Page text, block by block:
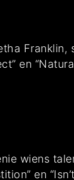
en
wiens
en